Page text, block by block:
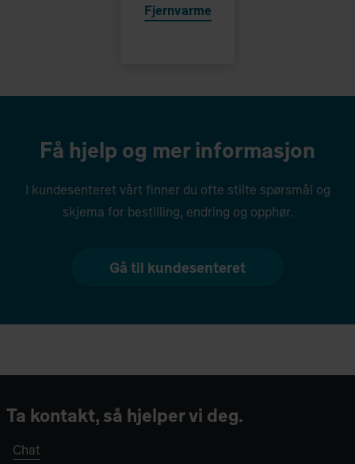
Fjernvarme
Få hjelp og mer informasjon
I kundesenteret vårt finner du ofte stilte spørsmål og
skjema for bestilling, endring og opphør.
Gå til kundesenteret
Ta kontakt, så hjelper vi deg.
Chat